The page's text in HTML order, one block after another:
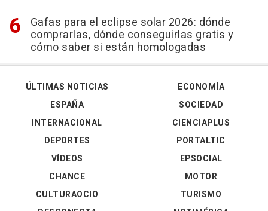
Gafas para el eclipse solar 2026: dónde
comprarlas, dónde conseguirlas gratis y
cómo saber si están homologadas
ÚLTIMAS NOTICIAS
ESPAÑA
INTERNACIONAL
DEPORTES
VÍDEOS
ECONOMÍA
SOCIEDAD
CIENCIAPLUS
PORTALTIC
EPSOCIAL
CHANCE
CULTURAOCIO
MOTOR
TURISMO